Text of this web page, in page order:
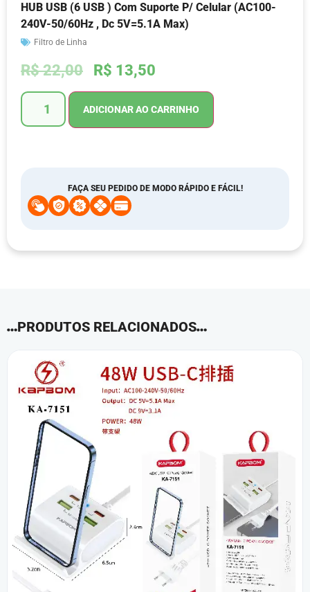
HUB USB (6 USB ) Com Suporte P/ Celular (AC100-
240V-50/60Hz , Dc 5V=5.1A Max)
Filtro de Linha
R$22,00 R$ 13,50
ADICIONAR AO CARRINHO
FAÇA SEU PEDIDO DE MODO RÁPIDO E FÁCIL!
PRODUTOS RELACIONADOS